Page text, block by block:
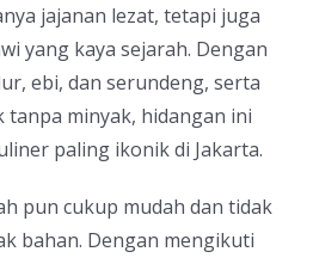
jajanan lezat, tetapi juga
yang kaya sejarah. Dengan
ebi, dan serundeng, serta
tanpa minyak, hidangan ini
paling ikonik di Jakarta.
pun cukup mudah dan tidak
bahan. Dengan mengikuti